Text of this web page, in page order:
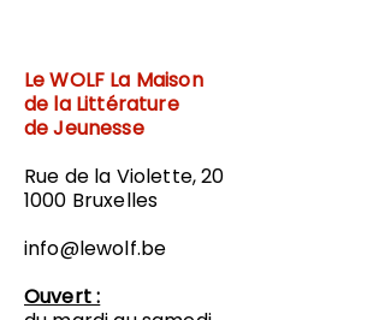
Le WOLF La Maison
de la Littérature
de Jeunesse
Rue de la Violette, 20
1000 Bruxelles
info@lewolf.be
Ouvert :